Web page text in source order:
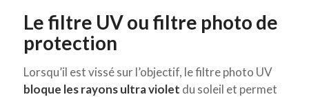
Le filtre UV ou filtre photo de
protection
Lorsqu’il est vissé sur l’objectif, le filtre photo UV
bloque les rayons ultra violet du soleil et permet